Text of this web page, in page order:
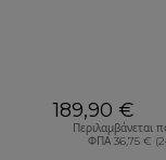
189,90 €
Περιλαμβάνεται
ΦΠΑ 36,75 €